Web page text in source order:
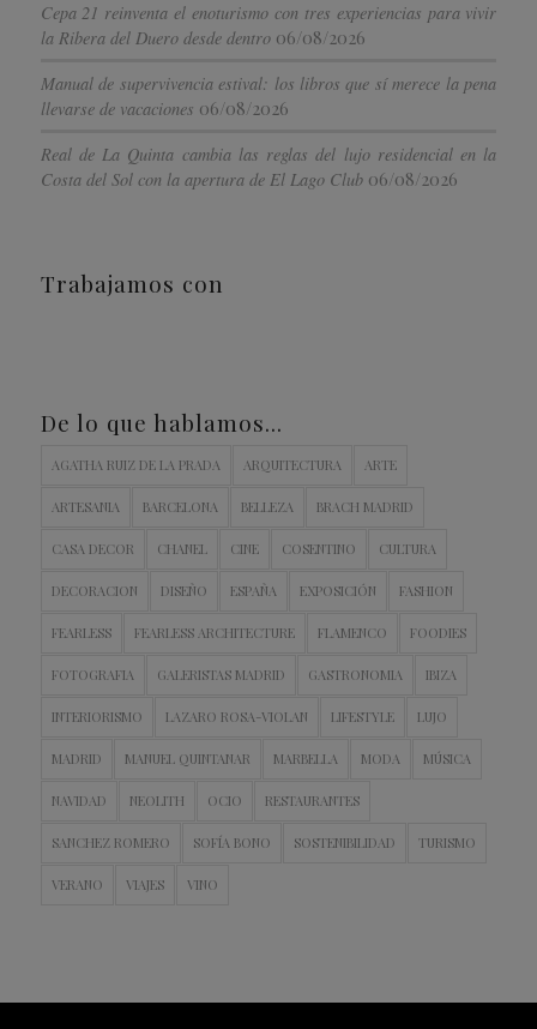
Cepa 21 reinventa el enoturismo con tres experiencias para vivir
la Ribera del Duero desde dentro 06/08/2026
Manual de supervivencia estival: los libros que sí merece la pena
llevarse de vacaciones 06/08/2026
Real de La Quinta cambia las reglas del lujo residencial en la
Costa del Sol con la apertura de El Lago Club 06/08/2026
Trabajamos con
De lo que hablamos…
AGATHA RUIZ DE LA PRADA ARQUITECTURA ARTE
ARTESANIA BARCELONA BELLEZA BRACH MADRID
CASA DECOR CHANEL CINE COSENTINO CULTURA
DECORACION DISEÑO ESPAÑA EXPOSICIÓN FASHION
FEARLESS FEARLESS ARCHITECTURE FLAMENCO FOODIES
FOTOGRAFIA GALERISTAS MADRID GASTRONOMIA IBIZA
INTERIORISMO LAZARO ROSA-VIOLAN LIFESTYLE LUJO
MADRID MANUEL QUINTANAR MARBELLA MODA MÚSICA
NAVIDAD NEOLITH OCIO RESTAURANTES
SANCHEZ ROMERO SOFÍA BONO SOSTENIBILIDAD TURISMO
VERANO VIAJES VINO